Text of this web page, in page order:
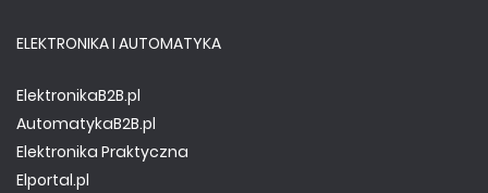
ELEKTRONIKA I AUTOMATYKA
ElektronikaB2B.pl
AutomatykaB2B.pl
Elektronika Praktyczna
Elportal.pl